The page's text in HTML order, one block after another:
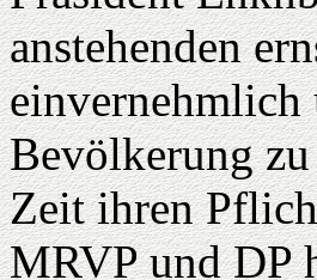
anstehenden
einvernehmlich
Bevölkerung
Zeit ihren
MRVP und DP